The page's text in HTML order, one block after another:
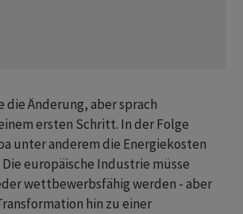
die Änderung, aber sprach
ersten Schritt. In der Folge
unter anderem die Energiekosten
europäische Industrie müsse
wettbewerbsfähig werden - aber
hin zu einer